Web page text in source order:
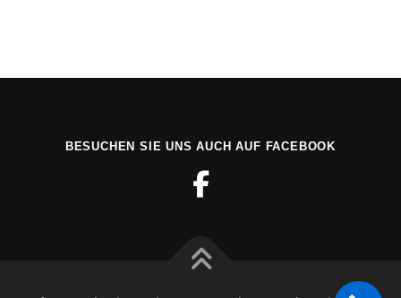
BESUCHEN SIE UNS AUCH AUF FACEBOOK